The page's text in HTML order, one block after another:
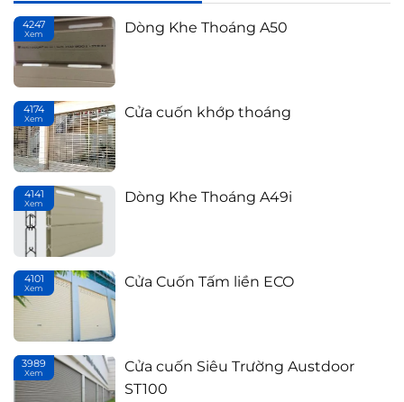
4247
Xem Dòng Khe Thoáng A50
4174
Xem Cửa cuốn khớp thoáng
4141
Xem Dòng Khe Thoáng A49i
4101
Xem Cửa Cuốn Tấm liền ECO
3989
Xem
Cửa cuốn Siêu Trường Austdoor
ST100